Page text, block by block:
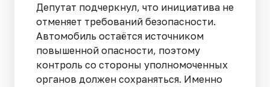
Депутат подчеркнул, что инициатива не
отменяет требований безопасности.
Автомобиль остаётся источником
повышенной опасности, поэтому
контроль со стороны уполномоченных
органов должен сохраняться. Именно